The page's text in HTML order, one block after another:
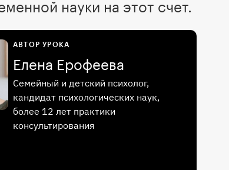
науки на этот счет.
АВТОР УРОКА
Елена Ерофеева
Семейный и детский психолог,
кандидат психологических наук,
более 12 лет практики
консультирования